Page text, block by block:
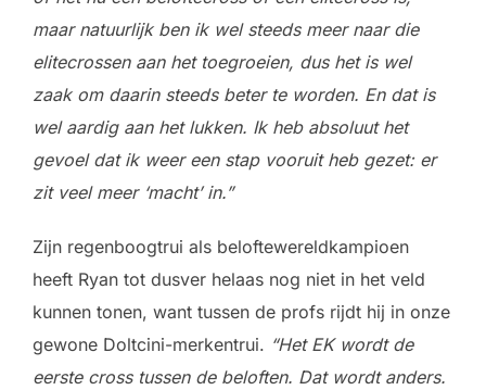
maar natuurlijk ben ik wel steeds meer naar die
elitecrossen aan het toegroeien, dus het is wel
zaak om daarin steeds beter te worden. En dat is
wel aardig aan het lukken. Ik heb absoluut het
gevoel dat ik weer een stap vooruit heb gezet: er
zit veel meer ‘macht’ in.”
Zijn regenboogtrui als beloftewereldkampioen
heeft Ryan tot dusver helaas nog niet in het veld
kunnen tonen, want tussen de profs rijdt hij in onze
gewone Doltcini-merkentrui. “Het EK wordt de
eerste cross tussen de beloften. Dat wordt anders.